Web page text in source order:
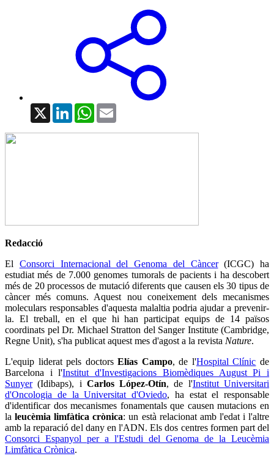
X LinkedInWhatsApp
Redacció
El Consorci Internacional del Genoma del Càncer(ICGC) ha
estudiat més de 7.000 genomes tumorals de pacients i ha descobert
més de 20 processos de mutació diferents que causen els 30 tipus de
càncer més comuns. Aquest nou coneixement dels mecanismes
moleculars responsables d'aquesta malaltia podria ajudar a prevenir-
la. El treball, en el que hi han participat equips de 14 països
coordinats pel Dr. Michael Stratton del Sanger Institute (Cambridge,
Regne Unit), s'ha publicat aquest mes d'agost a la revista Nature.
L'equip liderat pels doctorsElías Campo, de l'Hospital Clínic de
Barcelona i l'Institut d'Investigacions Biomèdiques August Pi i
Sunyer(Idibaps), i Carlos López-Otín, de l'Institut Universitari
d'Oncologia de la Universitat d'Oviedo, ha estat el responsable
d'identificar dos mecanismes fonamentals que causen mutacions en
la leucèmia limfàtica crònica: un està relacionat amb l'edat i l'altre
amb la reparació del dany en l'ADN. Els dos centres formen part del
Consorci Espanyol per a l'Estudi del Genoma de la Leucèmia
Limfàtica Crònica.